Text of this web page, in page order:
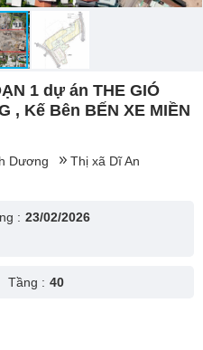
1 dự án THE GIÓ
, Kế Bên BẾN XE MIỀN
Dương
Thị xã Dĩ An
: 23/02/2026
Tầng : 40